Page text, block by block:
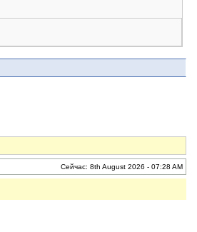
Сейчас: 8th August 2026 - 07:28 AM